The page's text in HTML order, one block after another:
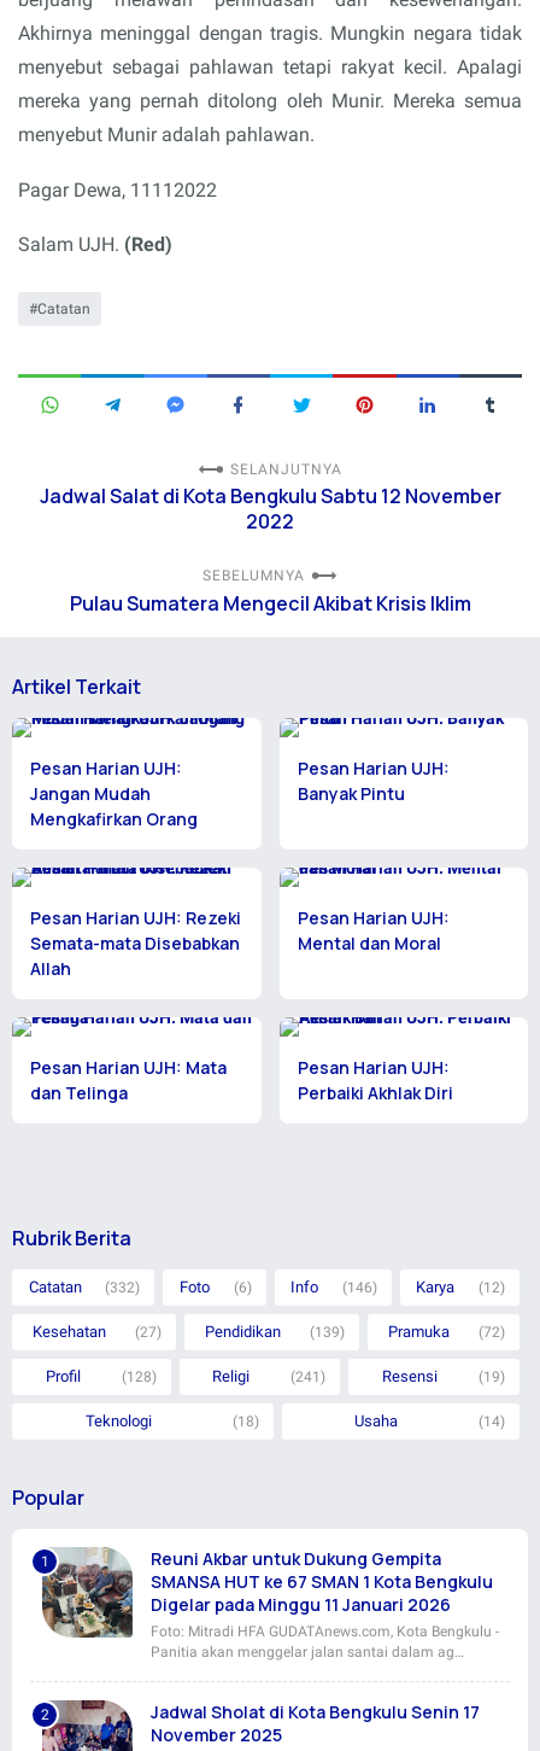
Akhirnya meninggal dengan tragis. Mungkin negara tidak
menyebut sebagai pahlawan tetapi rakyat kecil. Apalagi
mereka yang pernah ditolong oleh Munir. Mereka semua
menyebut Munir adalah pahlawan.
Pagar Dewa, 11112022
Salam UJH. (Red)
Catatan
SELANJUTNYA
Jadwal Salat di Kota Bengkulu Sabtu 12 November
2022
SEBELUMNYA
Pulau Sumatera Mengecil Akibat Krisis Iklim
Artikel Terkait
Pesan Harian UJH:
Jangan Mudah
Mengkafirkan Orang
Pesan Harian UJH:
Banyak Pintu
Pesan Harian UJH: Rezeki
Semata-mata Disebabkan
Allah
Pesan Harian UJH:
Mental dan Moral
Pesan Harian UJH: Mata
dan Telinga
Pesan Harian UJH:
Perbaiki Akhlak Diri
Rubrik Berita
Catatan (332) Foto (6) Info (146) Karya (12)
Kesehatan (27) Pendidikan (139) Pramuka (72)
Profil (128) Religi (241) Resensi (19)
Teknologi (18) Usaha (14)
Popular
Reuni Akbar untuk Dukung Gempita
SMANSA HUT ke 67 SMAN 1 Kota Bengkulu
Digelar pada Minggu 11 Januari 2026
Foto: Mitradi HFA GUDATAnews.com, Kota Bengkulu -
Panitia akan menggelar jalan santai dalam ag…
Jadwal Sholat di Kota Bengkulu Senin 17
November 2025